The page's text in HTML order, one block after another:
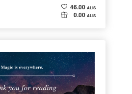
46.00 ALIS
0.00 ALIS